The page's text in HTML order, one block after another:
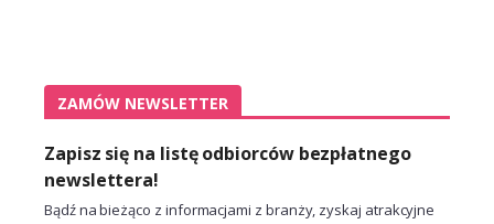
ZAMÓW NEWSLETTER
Zapisz się na listę odbiorców bezpłatnego
newslettera!
Bądź na bieżąco z informacjami z branży, zyskaj atrakcyjne